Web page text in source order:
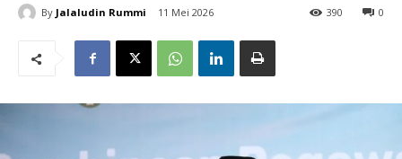
By Jalaludin Rummi 11 Mei 2026 0
390